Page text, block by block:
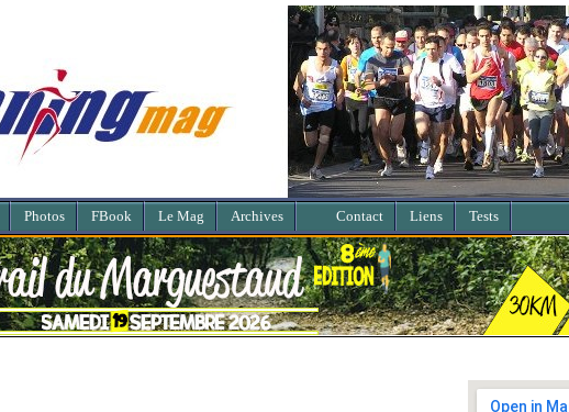
Photos FBook Le Mag Archives Contact Liens Tests